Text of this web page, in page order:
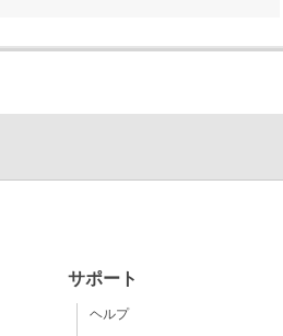
サポート
ヘルプ